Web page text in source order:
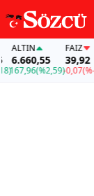
(%2,59)
FAİZ
39,92
-0,07(%-0,17)